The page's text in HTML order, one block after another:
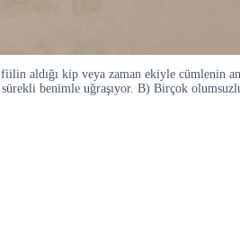
aldığı kip veya zaman ekiyle cümlenin
benimle uğraşıyor. B) Birçok